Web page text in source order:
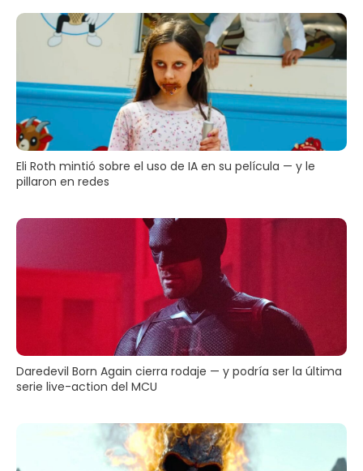
Eli Roth mintió sobre el uso de IA en su película — y le
pillaron en redes
Daredevil Born Again cierra rodaje — y podría ser la última
serie live-action del MCU